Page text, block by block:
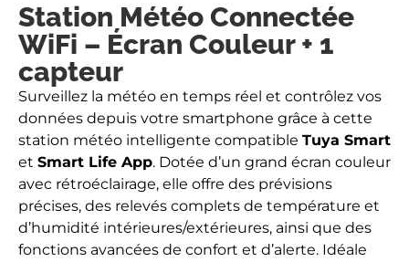
Station Météo Connectée
WiFi – Écran Couleur + 1
capteur
Surveillez la météo en temps réel et contrôlez vos
données depuis votre smartphone grâce à cette
station météo intelligente compatible Tuya Smart
et Smart Life App. Dotée d’un grand écran couleur
avec rétroéclairage, elle offre des prévisions
précises, des relevés complets de température et
d’humidité intérieures/extérieures, ainsi que des
fonctions avancées de confort et d’alerte. Idéale